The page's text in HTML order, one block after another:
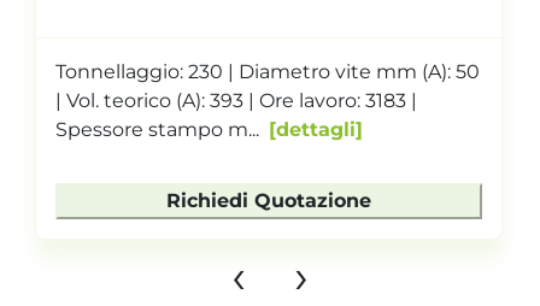
Tonnellaggio: 230 | Diametro vite mm (A): 50
| Vol. teorico (A): 393 | Ore lavoro: 3183 |
Spessore stampo m...
dettagli
Richiedi Quotazione
‹ ›